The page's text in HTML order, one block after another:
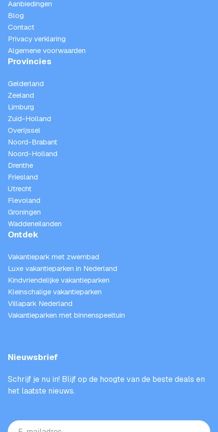
Aanbiedingen
Blog
Contact
Privacy verklaring
Algemene voorwaarden
Provincies
Gelderland
Zeeland
Limburg
Zuid-Holland
Overijssel
Noord-Brabant
Noord-Holland
Drenthe
Friesland
Utrecht
Flevoland
Groningen
Waddeneilanden
Ontdek
Vakantiepark met zwembad
Luxe vakantieparken in Nederland
Kindvriendelijke vakantieparken
Kleinschalige vakantieparken
Villapark Nederland
Vakantieparken met binnenspeeltuin
Nieuwsbrief
Schrijf je nu in! Blijf op de hoogte van de beste deals en
het laatste nieuws.
E-